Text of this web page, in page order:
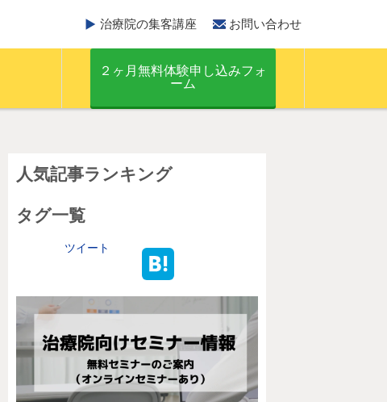
治療院の集客講座 お問い合わせ
２ヶ月無料体験申し込みフォ
ーム
人気記事ランキング
タグ一覧
ツイート